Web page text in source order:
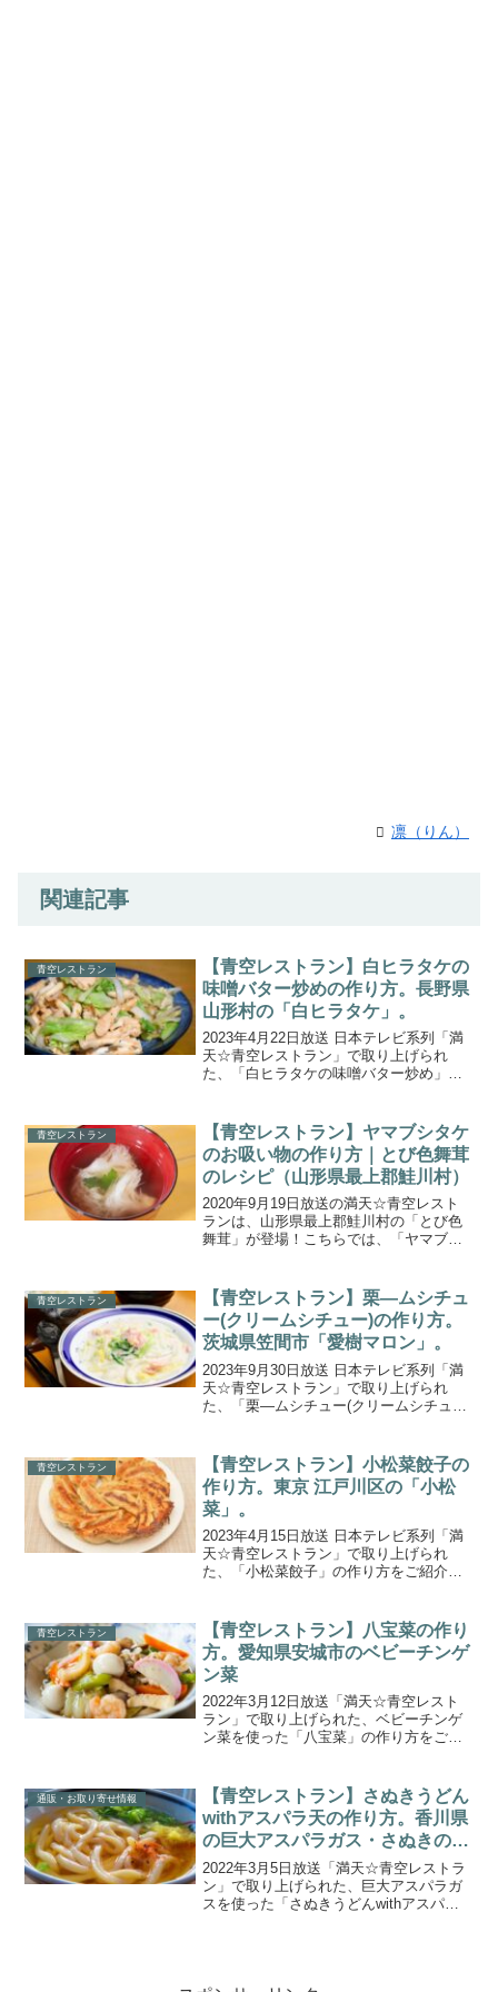
凛（りん）
関連記事
青空レストラン
【青空レストラン】白ヒラタケの
味噌バター炒めの作り方。長野県
山形村の「白ヒラタケ」。
2023年4月22日放送 日本テレビ系列「満
天☆青空レストラン」で取り上げられ
た、「白ヒラタケの味噌バター炒め」の
タケ』です。国内では唯一、元Jリーグ選
手・高崎寛之さん...
青空レストラン
【青空レストラン】ヤマブシタケ
のお吸い物の作り方｜とび色舞茸
のレシピ（山形県最上郡鮭川村）
2020年9月19日放送の満天☆青空レスト
ランは、山形県最上郡鮭川村の「とび色
舞茸」が登場！こちらでは、「ヤマブシ
楽しめるとび色舞茸を”とび色舞茸の炭火
焼”・”とび色舞...
青空レストラン
【青空レストラン】栗―ムシチュ
ー(クリームシチュー)の作り方。
茨城県笠間市「愛樹マロン」。
2023年9月30日放送 日本テレビ系列「満
天☆青空レストラン」で取り上げられ
た、「栗―ムシチュー(クリームシチュ
（栗）」です。今が旬！茨城の大きな甘
い栗で、焼き栗、具沢...
青空レストラン
【青空レストラン】小松菜餃子の
作り方。東京 江戸川区の「小松
菜」。
2023年4月15日放送 日本テレビ系列「満
天☆青空レストラン」で取り上げられ
た、「小松菜餃子」の作り方をご紹介し
の松重豊さんが江戸伝統の小松菜を堪
能！小松菜の餃子&小...
青空レストラン
【青空レストラン】八宝菜の作り
方。愛知県安城市のベビーチンゲ
ン菜
2022年3月12日放送「満天☆青空レスト
ラン」で取り上げられた、ベビーチンゲ
ン菜を使った「八宝菜」の作り方をご紹
す。一般的なサイズが23～25㎝ほどのと
ころ、ベビーチン...
通販・お取り寄せ情報
【青空レストラン】さぬきうどん
withアスパラ天の作り方。香川県
の巨大アスパラガス・さぬきのめ
ざめ
2022年3月5日放送「満天☆青空レストラ
ン」で取り上げられた、巨大アスパラガ
スを使った「さぬきうどんwithアスパラ